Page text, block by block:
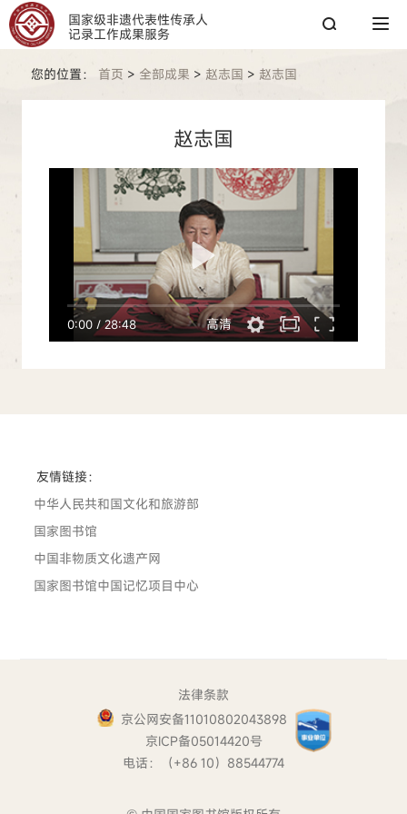
国家级非遗代表性传承人
记录工作成果服务
您的位置： 首页 > 全部成果 > 赵志国 > 赵志国
赵志国
0:00/28:48 高清
搜索
热搜关键词： 国家图书馆 传承人 非遗工作
友情链接：
中华人民共和国文化和旅游部
国家图书馆
中国非物质文化遗产网
国家图书馆中国记忆项目中心
法律条款
京公网安备11010802043898
京ICP备05014420号
电话：（+86 10）88544774